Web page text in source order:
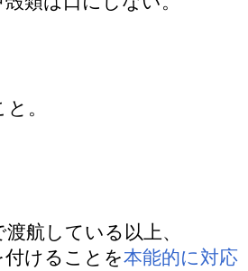
。
航している以上、
けることを本能的に対応